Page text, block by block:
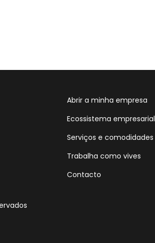
Abrir a minha empresa
Ecossistema empresarial
Serviços e comodidades
Trabalha como vives
Contacto